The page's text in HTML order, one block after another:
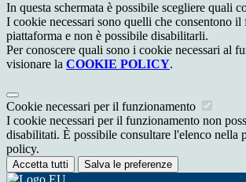
In questa schermata è possibile scegliere quali
I cookie necessari sono quelli che consentono il
piattaforma e non è possibile disabilitarli.
Per conoscere quali sono i cookie necessari al
visionare la COOKIE POLICY.
Cookie necessari per il funzionamento
I cookie necessari per il funzionamento non
disabilitati. È possibile consultare l'elenco nella
policy.
Accetta tutti Salva le preferenze